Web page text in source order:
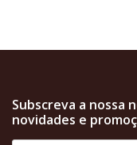
Subscreva a nossa
novidades e